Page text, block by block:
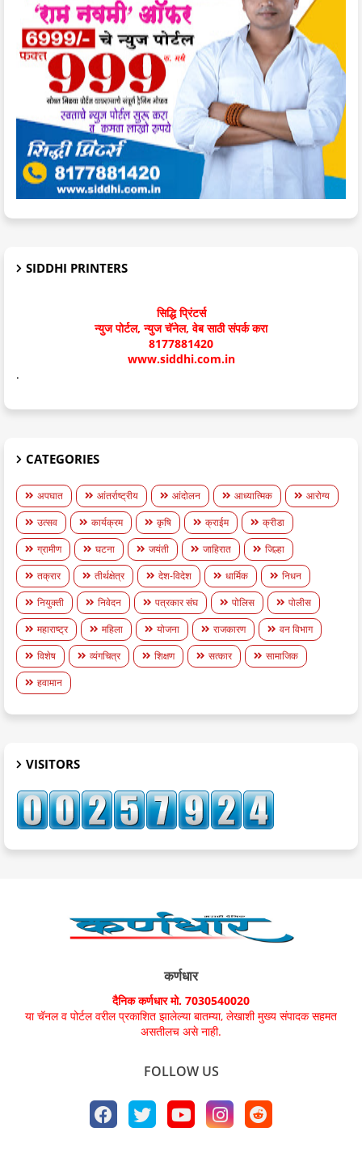
SIDDHI PRINTERS
सिद्धि प्रिंटर्स
न्युज पोर्टल, न्युज चॅनेल, वेब साठी संपर्क करा
8177881420
www.siddhi.com.in
.
CATEGORIES
अपघात आंतर्राष्ट्रीय आंदोलन आध्यात्मिक
आरोग्य
उत्सव
कार्यक्रम कृषि क्राईम
क्रीडा
ग्रामीण
घटना जयंती जाहिरात
जिल्हा
तक्रार
तीर्थक्षेत्र देश-विदेश धार्मिक
निधन
नियुक्ती
निवेदन पत्रकार संघ पोलिस
पोलीस
महाराष्ट्र
महिला योजना राजकारण
वन विभाग
विशेष
व्यंगचित्र शिक्षण सत्कार
सामाजिक
हवामान
VISITORS
कर्णधार
दैनिक कर्णधार मो. 7030540020
या चॅनल व पोर्टल वरील प्रकाशित झालेल्या बातम्या, लेखाशी मुख्य संपादक सहमत
असतीलच असे नाही.
FOLLOW US